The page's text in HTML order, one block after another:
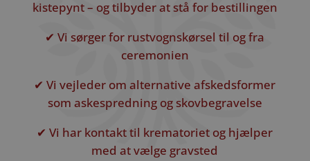
kistepynt – og tilbyder at stå for bestillingen
✔ Vi sørger for rustvognskørsel til og fra
ceremonien
✔ Vi vejleder om alternative afskedsformer
som askespredning og skovbegravelse
✔ Vi har kontakt til krematoriet og hjælper
med at vælge gravsted